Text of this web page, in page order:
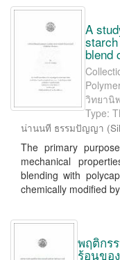
A
blend
วิทยานิ
Type:
น่านนที ธรรมปัญญา (
The primary
mechanical
blending with
chemically modified
พฤติกร
ร้อนขอ